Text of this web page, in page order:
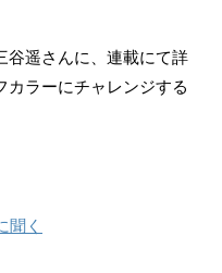
谷遥さんに、連載にて詳
ラーにチャレンジする
聞く